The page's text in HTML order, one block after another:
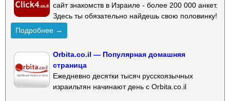
сайт знакомств в Израиле - более 200 000 анкет.
Здесь ты обязательно найдешь свою половинку!
Подробнее →
Orbita.co.il — Популярная домашняя
страница
Ежедневно десятки тысяч русскоязычных
израильтян начинают день с Orbita.co.il